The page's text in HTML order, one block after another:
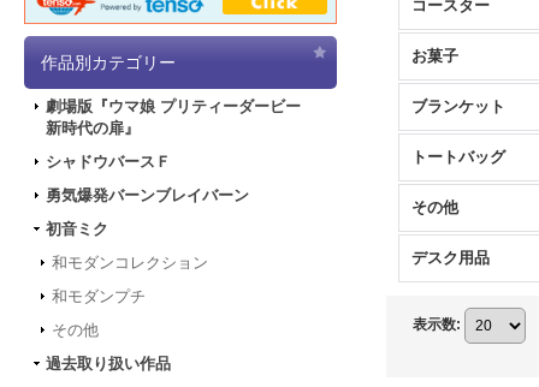
作品別カテゴリー
劇場版『ウマ娘 プリティーダービー
新時代の扉』
シャドウバースＦ
勇気爆発バーンブレイバーン
初音ミク
和モダンコレクション
和モダンプチ
その他
過去取り扱い作品
コースター
お菓子
ブランケット
トートバッグ
その他
デスク用品
表示数: